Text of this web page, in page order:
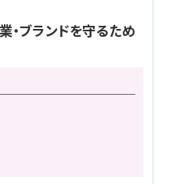
・ブランドを守るため